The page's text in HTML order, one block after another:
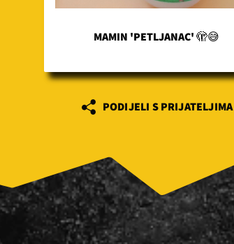
MAMIN 'PETLJANAC' 🫣😅
PODIJELI S PRIJATELJIMA